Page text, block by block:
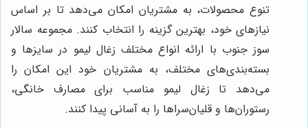
تنوع محصولات، به مشتریان امکان می‌دهد تا بر اساس
نیازهای خود، بهترین گزینه را انتخاب کنند. مجموعه سالار
سوز جنوب با ارائه انواع مختلف زغال لیمو در سایزها و
بسته‌بندی‌های مختلف، به مشتریان خود این امکان را
می‌دهد تا زغال لیمو مناسب برای مصارف خانگی،
رستوران‌ها و قلیان‌سراها را به آسانی پیدا کنند.